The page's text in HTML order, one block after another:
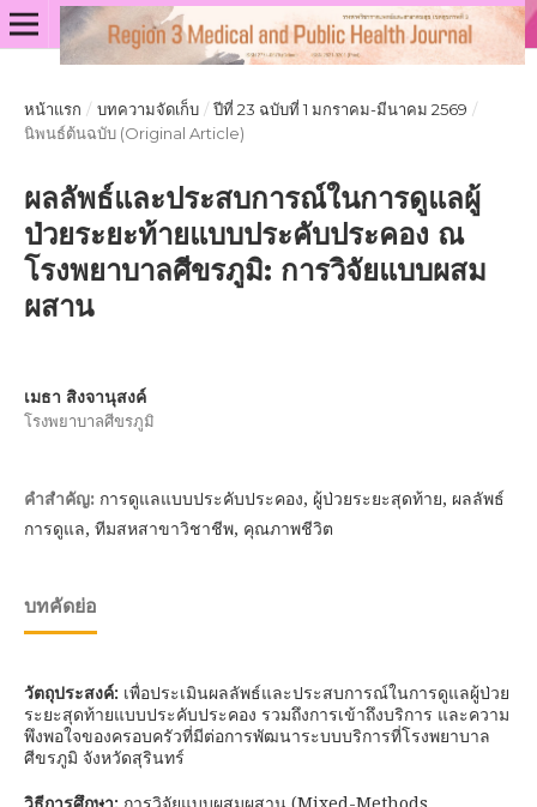
หน้าแรก / บทความจัดเก็บ / ปีที่ 23 ฉบับที่ 1 มกราคม-มีนาคม 2569 /
นิพนธ์ต้นฉบับ (Original Article)
ผลลัพธ์และประสบการณ์ในการดูแลผู้
ป่วยระยะท้ายแบบประคับประคอง ณ
โรงพยาบาลศีขรภูมิ: การวิจัยแบบผสม
ผสาน
เมธา สิงจานุสงค์
โรงพยาบาลศีขรภูมิ
คำสำคัญ: การดูแลแบบประคับประคอง, ผู้ป่วยระยะสุดท้าย, ผลลัพธ์
การดูแล, ทีมสหสาขาวิชาชีพ, คุณภาพชีวิต
บทคัดย่อ
วัตถุประสงค์: เพื่อประเมินผลลัพธ์และประสบการณ์ในการดูแลผู้ป่วย
ระยะสุดท้ายแบบประคับประคอง รวมถึงการเข้าถึงบริการ และความ
พึงพอใจของครอบครัวที่มีต่อการพัฒนาระบบบริการที่โรงพยาบาล
ศีขรภูมิ จังหวัดสุรินทร์